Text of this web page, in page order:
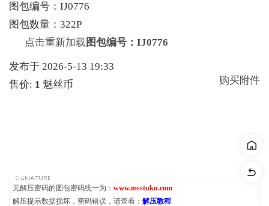
图包编号：IJ0776
图包数量：322P
点击重新加载 图包编号：IJ0776
发布于 2026-5-13 19:33
售价: 1 魅丝币 购买附件
无解压密码的图包密码统一为： www.msstuku.com
解压提示数据损坏，密码错误，请查看： 解压教程